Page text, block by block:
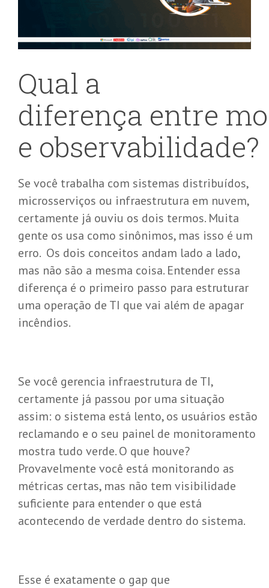
Qual a
diferença entre m
e observabilidade?
Se você trabalha com sistemas distribuídos,
microsserviços ou infraestrutura em nuvem,
certamente já ouviu os dois termos. Muita
gente os usa como sinônimos, mas isso é um
erro. Os dois conceitos andam lado a lado,
mas não são a mesma coisa. Entender essa
diferença é o primeiro passo para estruturar
uma operação de TI que vai além de apagar
incêndios.
Se você gerencia infraestrutura de TI,
certamente já passou por uma situação
assim: o sistema está lento, os usuários estão
reclamando e o seu painel de monitoramento
mostra tudo verde. O que houve?
Provavelmente você está monitorando as
métricas certas, mas não tem visibilidade
suficiente para entender o que está
acontecendo de verdade dentro do sistema.
Esse é exatamente o gap que